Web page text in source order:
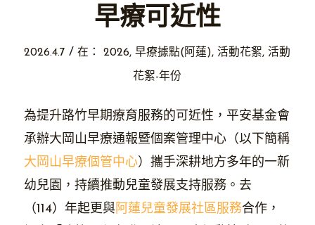
早療可近性
2026.4.7 / 在：2026,早療據點(阿蓮),活動花絮,活動
花絮-年份
為提升路竹早期療育服務的可近性，平安基金會
承辦大岡山早療通報暨個案管理中心（以下簡稱
大岡山早療個管中心）攜手深耕地方多年的一新
幼兒園，持續推動兒童發展支持服務。去
（114）年起更與阿蓮兒童發展社區服務合作，